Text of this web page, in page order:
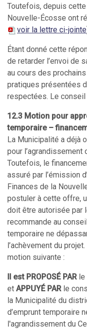
Toutefois, depuis
Nouvelle-Écosse ont
voir la lettre ci-jointe
Étant donné cette
de retarder l’envoi de
au cours des
pratiques présentées
respectées. Le conseil
12.3 Motion pour
temporaire –
La Municipalité a déjà
pour l’agrandissement
Toutefois, le
assuré par l’émission
Finances de la
postuler à cette offre,
doit être autorisée par
recommande au
temporaire ne
l’achèvement du
motion suivante :
Il est PROPOSÉ PAR le
et APPUYÉ PAR le
la Municipalité du
d’emprunt temporaire
l'agrandissement du